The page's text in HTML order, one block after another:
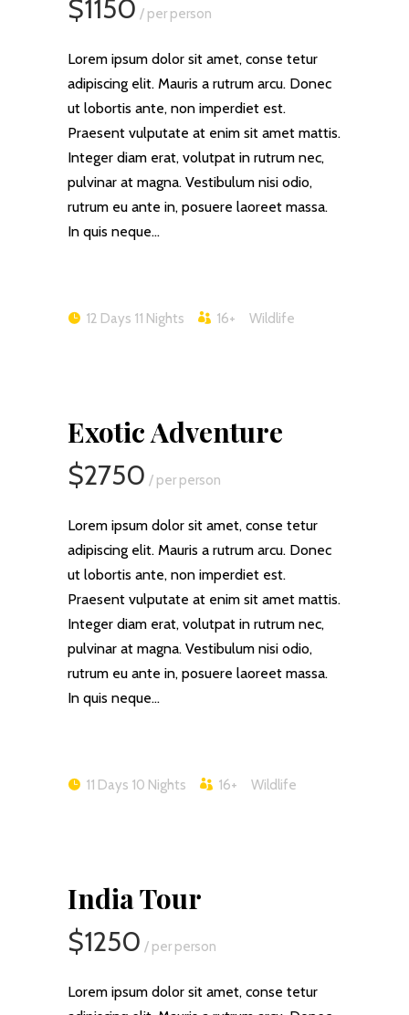
$1150 / per person
Lorem ipsum dolor sit amet, conse tetur
adipiscing elit. Mauris a rutrum arcu. Donec
ut lobortis ante, non imperdiet est.
Praesent vulputate at enim sit amet mattis.
Integer diam erat, volutpat in rutrum nec,
pulvinar at magna. Vestibulum nisi odio,
rutrum eu ante in, posuere laoreet massa.
In quis neque…
12 Days 11 Nights 16+ Wildlife
Exotic Adventure
$2750 / per person
Lorem ipsum dolor sit amet, conse tetur
adipiscing elit. Mauris a rutrum arcu. Donec
ut lobortis ante, non imperdiet est.
Praesent vulputate at enim sit amet mattis.
Integer diam erat, volutpat in rutrum nec,
pulvinar at magna. Vestibulum nisi odio,
rutrum eu ante in, posuere laoreet massa.
In quis neque…
11 Days 10 Nights 16+ Wildlife
India Tour
$1250 / per person
Lorem ipsum dolor sit amet, conse tetur